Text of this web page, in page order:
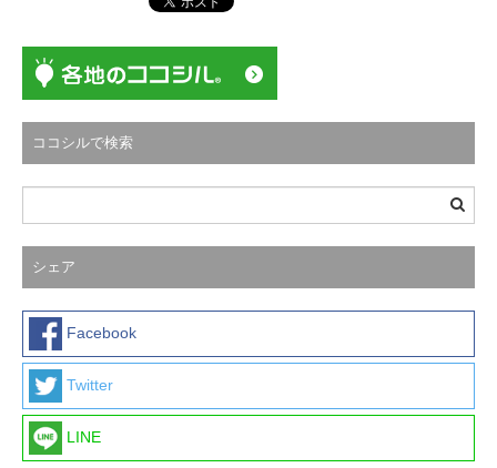
ョ
ン
ココシルで検索
シェア
Facebook
Twitter
LINE